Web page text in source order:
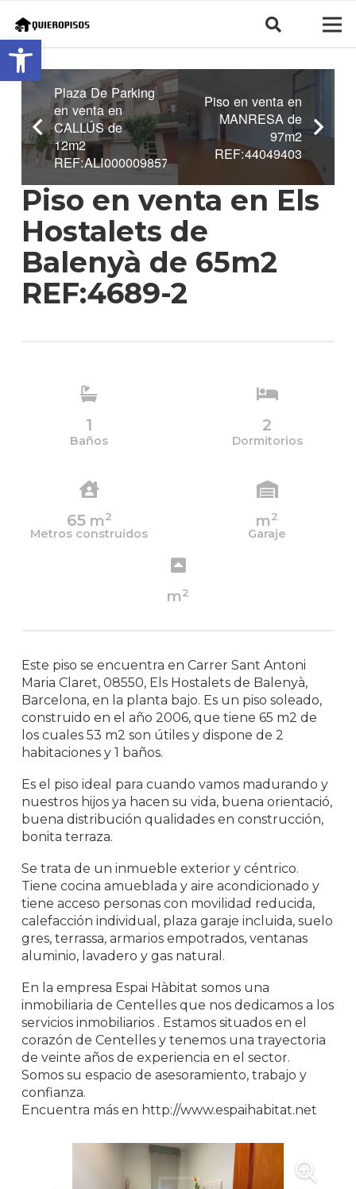
Abrir barra de herramientas
Plaza De Parking
en venta en
CALLÚS de
12m2
REF:ALI0000098572
Piso en venta en
MANRESA de
97m2
REF:44049403
Piso en venta en Els
Hostalets de
Balenyà de 65m2
REF:4689-2
1
Baños
2
Dormitorios
65m2
Metros construidos
m2
Garaje
m2
Este piso se encuentra en Carrer Sant Antoni
Maria Claret, 08550, Els Hostalets de Balenyà,
Barcelona, en la planta bajo. Es un piso soleado,
construido en el año 2006, que tiene 65 m2 de
los cuales 53 m2 son útiles y dispone de 2
habitaciones y 1 baños.
Es el piso ideal para cuando vamos madurando y
nuestros hijos ya hacen su vida, buena orientació,
buena distribución qualidades en construcción,
bonita terraza.
Se trata de un inmueble exterior y céntrico.
Tiene cocina amueblada y aire acondicionado y
tiene acceso personas con movilidad reducida,
calefacción individual, plaza garaje incluida, suelo
gres, terrassa, armarios empotrados, ventanas
aluminio, lavadero y gas natural.
En la empresa Espai Hàbitat somos una
inmobiliaria de Centelles que nos dedicamos a los
servicios inmobiliarios . Estamos situados en el
corazón de Centelles y tenemos una trayectoria
de veinte años de experiencia en el sector.
Somos su espacio de asesoramiento, trabajo y
confianza.
Encuentra más en http://www.espaihabitat.net